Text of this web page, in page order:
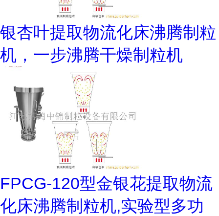
银杏叶提取物流化床沸腾制粒
机，一步沸腾干燥制粒机
FPCG-120型金银花提取物流
化床沸腾制粒机,实验型多功